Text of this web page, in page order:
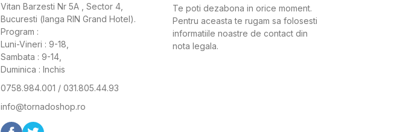
Vitan Barzesti Nr 5A , Sector 4,
Bucuresti (langa RIN Grand Hotel).
Program :
Luni-Vineri : 9-18,
Sambata : 9-14,
Duminica : Inchis
0758.984.001 / 031.805.44.93
info@tornadoshop.ro
Te poti dezabona in orice moment.
Pentru aceasta te rugam sa folosesti
informatiile noastre de contact din
nota legala.